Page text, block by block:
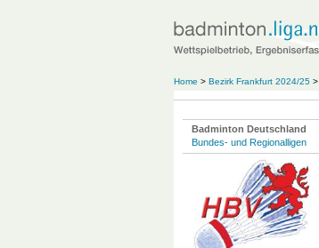
Home > Bezirk Frankfurt 2024/25>
Badminton Deutschland
Bundes- und Regionalligen